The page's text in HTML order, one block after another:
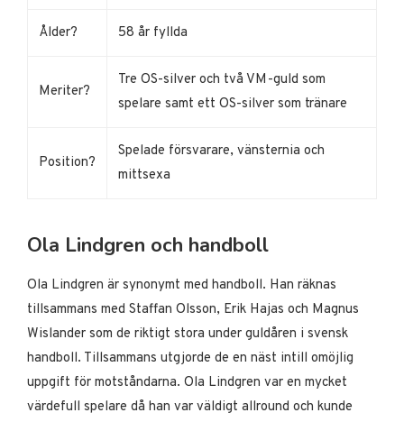
Ålder? 58 år fyllda
Meriter?
Tre OS-silver och två VM-guld som
spelare samt ett OS-silver som tränare
Position?
Spelade försvarare, vänsternia och
mittsexa
Ola Lindgren och handboll
Ola Lindgren är synonymt med handboll. Han räknas
tillsammans med Staffan Olsson, Erik Hajas och Magnus
Wislander som de riktigt stora under guldåren i svensk
handboll. Tillsammans utgjorde de en näst intill omöjlig
uppgift för motståndarna. Ola Lindgren var en mycket
värdefull spelare då han var väldigt allround och kunde